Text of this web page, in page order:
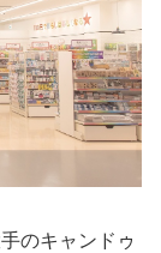
のキャンドゥ